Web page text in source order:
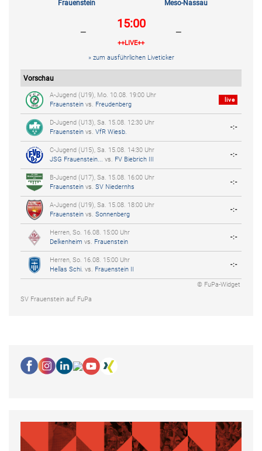
Frauenstein Meso-Nassau
- 15:00
++LIVE++ -
» zum ausführlichen Liveticker
Vorschau
A-Jugend (U19), Mo. 10.08. 19:00 Uhr
Frauenstein vs. Freudenberg
live
D-Jugend (U13), Sa. 15.08. 12:30 Uhr
Frauenstein vs. VfR Wiesb.
-:-
C-Jugend (U15), Sa. 15.08. 14:30 Uhr
JSG Frauenstein... vs. FV Biebrich III
-:-
B-Jugend (U17), Sa. 15.08. 16:00 Uhr
Frauenstein vs. SV Niedernhs
-:-
A-Jugend (U19), Sa. 15.08. 18:00 Uhr
Frauenstein vs. Sonnenberg
-:-
Herren, So. 16.08. 15:00 Uhr
Delkenheim vs. Frauenstein
-:-
Herren, So. 16.08. 15:00 Uhr
Hellas Schi. vs. Frauenstein II
-:-
© FuPa-Widget
SV Frauenstein auf FuPa